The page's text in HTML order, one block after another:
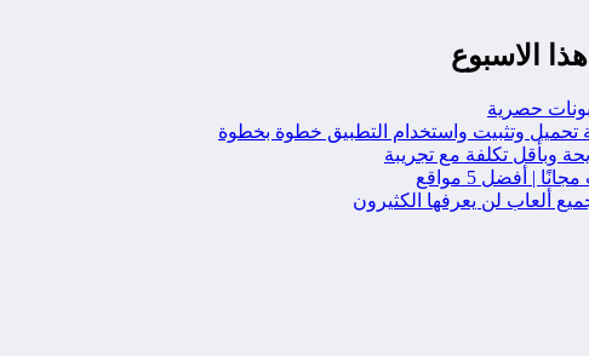
الاسبوع
وبأقل تكلفة مع تجريبة
| أفضل 5 مواقع
ألعاب لن يعرفها الكثيرون